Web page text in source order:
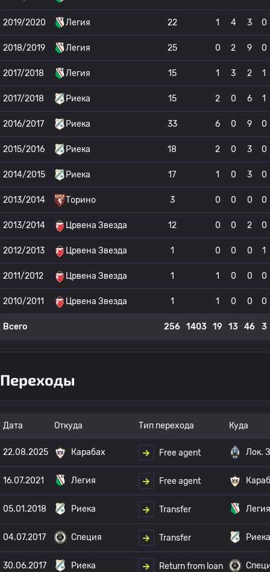
2019/2020 Легия 22 1 4 3 0
2018/2019 Легия 25 0 2 9 0
2017/2018 Легия 15 1 3 2 1
2017/2018 Риека 15 2 0 6 1
2016/2017 Риека 33 6 0 9 0
2015/2016 Риека 18 2 0 3 0
2014/2015 Риека 17 1 0 3 0
2013/2014 Торино 3 0 0 0 0
2013/2014 Црвена Звезда 12 0 0 2 0
2012/2013 Црвена Звезда 1 0 0 0 1
2011/2012 Црвена Звезда 1 1 0 0 0
2010/2011 Црвена Звезда 1 1 0 0 0
Всего 256 1403 19 13 46 3
Переходы
Дата Откуда Тип перехода Куда
22.08.2025 Карабах Free agent Лок.
16.07.2021 Легия Free agent
05.01.2018 Риека Transfer Легия
04.07.2017 Специя Transfer Риека
30.06.2017 Риека Return from loan